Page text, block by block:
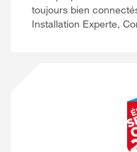
toujours bien
Installation Experte,